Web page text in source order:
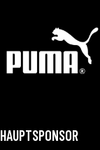
HAUPTSPONSOR